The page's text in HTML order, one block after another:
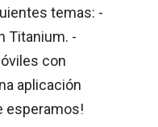
temas: -
Titanium. -
con
aplicación
esperamos!